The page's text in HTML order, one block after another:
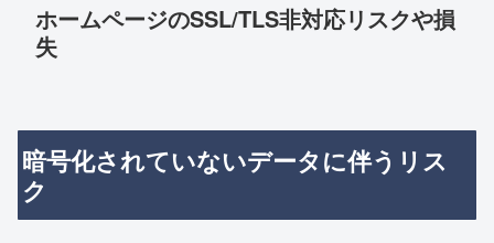
ホームページのSSL/TLS非対応リスクや損
失
暗号化されていないデータに伴うリス
ク